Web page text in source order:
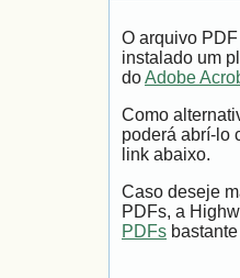
O arquivo
instalado um
doAdobe
Como
poderá abrí-lo
link abaixo.
Caso deseje
PDFs, a
PDFs